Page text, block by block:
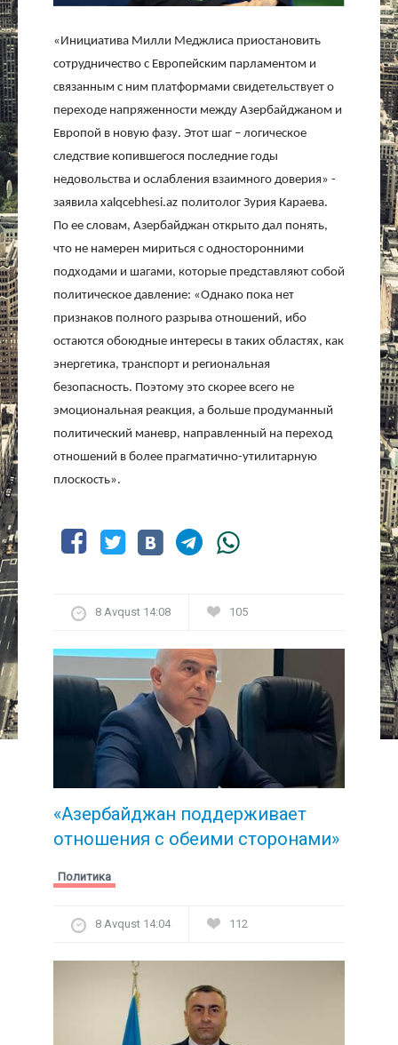
Литература
«Инициатива Милли Меджлиса приостановить
сотрудничество с Европейским парламентом и
связанным с ним платформами свидетельствует о
переходе напряженности между Азербайджаном и
Европой в новую фазу. Этот шаг – логическое
следствие копившегося последние годы
недовольства и ослабления взаимного доверия» -
заявила xalqcebhesi.az политолог Зурия Караева.
По ее словам, Азербайджан открыто дал понять,
что не намерен мириться с односторонними
подходами и шагами, которые представляют собой
политическое давление: «Однако пока нет
признаков полного разрыва отношений, ибо
остаются обоюдные интересы в таких областях, как
энергетика, транспорт и региональная
безопасность. Поэтому это скорее всего не
эмоциональная реакция, а больше продуманный
политический маневр, направленный на переход
отношений в более прагматично-утилитарную
плоскость».
8 Avqust 14:08 105
«Азербайджан поддерживает
отношения с обеими сторонами»
Политика
8 Avqust 14:04 112